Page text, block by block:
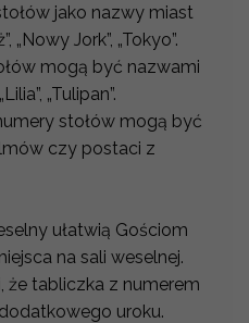
jako nazwy miast
„Nowy Jork”, „Tokyo”.
mogą być nazwami
„Tulipan”.
stołów mogą być
czy postaci z
ułatwią Gościom
na sali weselnej.
że tabliczka z numerem
uroku.